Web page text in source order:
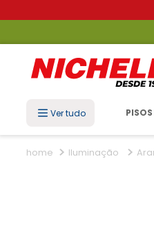
Ver tudo
Iluminação